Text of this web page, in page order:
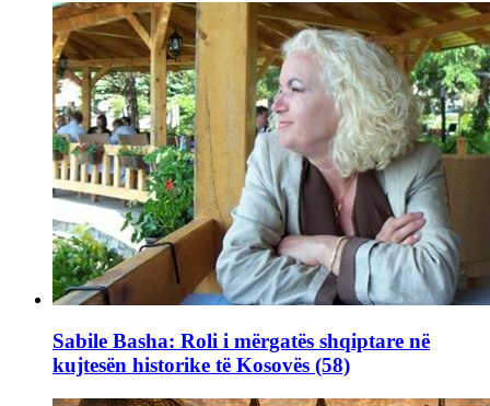
Sabile Basha: Roli i mërgatës shqiptare në
kujtesën historike të Kosovës (58)